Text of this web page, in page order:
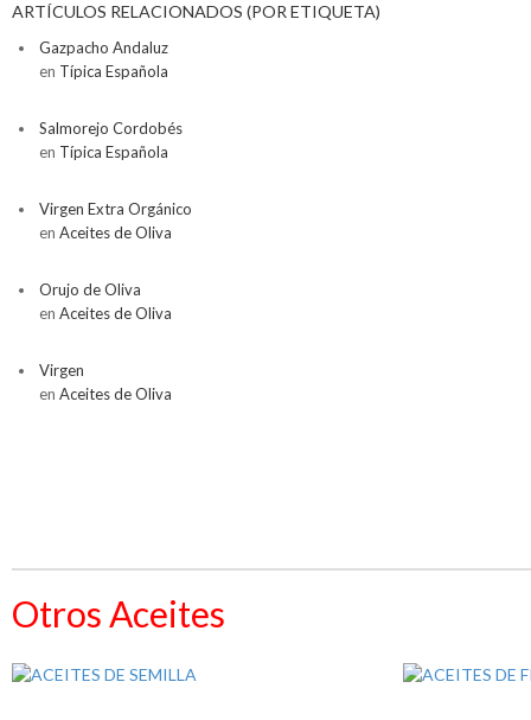
ARTÍCULOS RELACIONADOS (POR ETIQUETA)
Gazpacho Andaluz
en Típica Española
Salmorejo Cordobés
en Típica Española
Virgen Extra Orgánico
en Aceites de Oliva
Orujo de Oliva
en Aceites de Oliva
Virgen
en Aceites de Oliva
Otros Aceites